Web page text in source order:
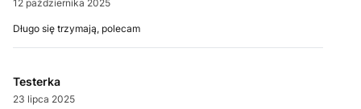
12 października 2025
Długo się trzymają, polecam
Testerka
23 lipca 2025